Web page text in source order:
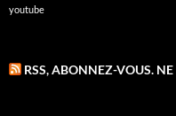
youtube
RSS, ABONNEZ-VOUS.